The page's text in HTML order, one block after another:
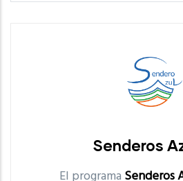
Senderos
El programa Senderos